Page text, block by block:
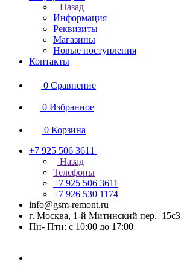
Назад
Информация
Реквизиты
Магазины
Новые поступления
Контакты
0 Сравнение
0 Избранное
0 Корзина
+7 925 506 3611
Назад
Телефоны
+7 925 506 3611
+7 926 530 1174
info@gsm-remont.ru
г. Москва, 1-й Митинский пер. 15с3
Пн- Птн: с 10:00 до 17:00